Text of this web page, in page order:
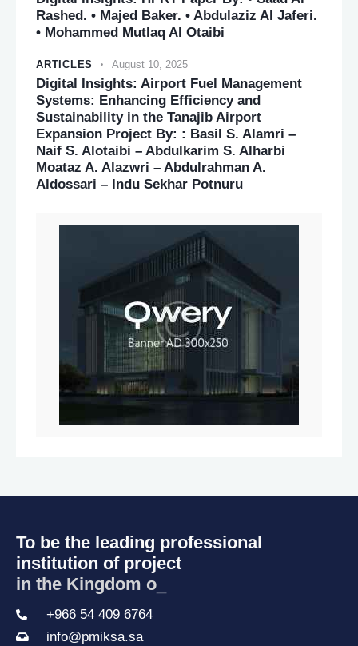
Rashed. • Majed Baker. • Abdulaziz Al Jaferi.
• Mohammed Mutlaq Al Otaibi
ARTICLES August 10, 2025
Digital Insights: Airport Fuel Management
Systems: Enhancing Efficiency and
Sustainability in the Tanajib Airport
Expansion Project By: : Basil S. Alamri –
Naif S. Alotaibi – Abdulkarim S. Alharbi
Moataz A. Alazwri – Abdulrahman A.
Aldossari – Indu Sekhar Potnuru
To be the leading professional
institution of project
in the Kingdom of S
+966 54 409 6764
info@pmiksa.sa